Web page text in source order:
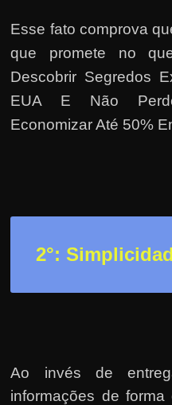
r
n
e
M
?
Esse fato comprova
que promete no
Descobrir Segredos
EUA E Não
Economizar Até 50%
2°:
Ao invés de
informações de